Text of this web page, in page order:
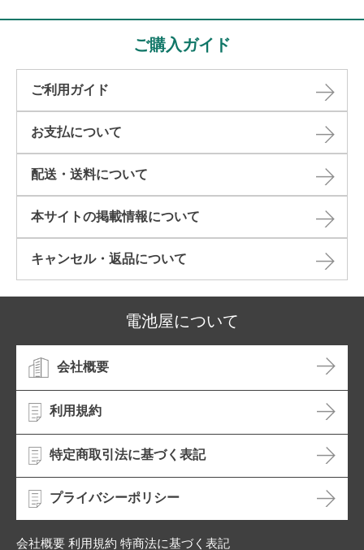
ご購入ガイド
ご利用ガイド
お支払について
配送・送料について
本サイトの掲載情報について​
キャンセル・返品について​
電池屋について
会社概要
利用規約
特定商取引法に基づく表記
プライバシーポリシー
会社概要 利用規約 特商法に基づく表記